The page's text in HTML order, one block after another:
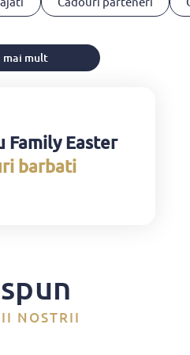
mai mult
Family Easter
barbati
NOSTRII